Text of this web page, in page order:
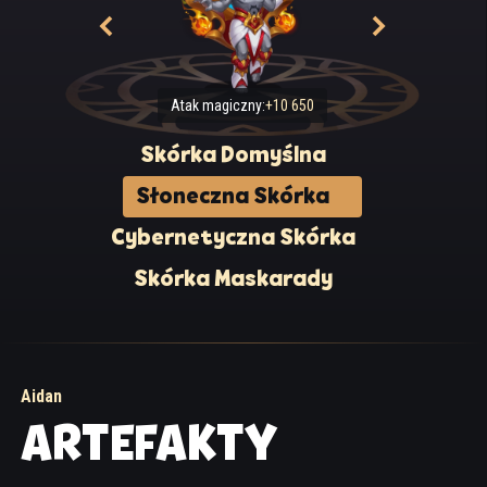
Atak magiczny:+10 650
Skórka Domyślna
Słoneczna Skórka
Cybernetyczna Skórka
Skórka Maskarady
Aidan
ARTEFAKTY